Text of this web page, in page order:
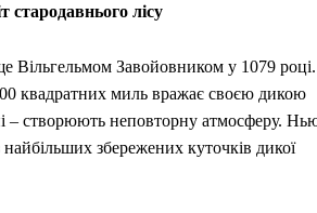
лісу
Вільгельмом Завойовником у 1079 році.
квадратних миль вражає своєю дикою
– створюють неповторну атмосферу.
найбільших збережених куточків дикої